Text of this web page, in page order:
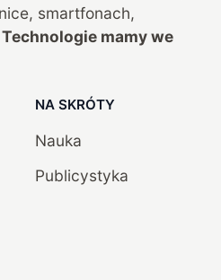
smartfonach,
Technologie mamy we
NA SKRÓTY
Nauka
Publicystyka